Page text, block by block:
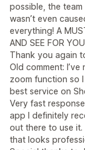
possible, the
wasn’t even
everything! A
AND SEE FOR
Thank you again
Old comment:
zoom function so
best service on
Very fast
app I definitely
out there to use
that looks